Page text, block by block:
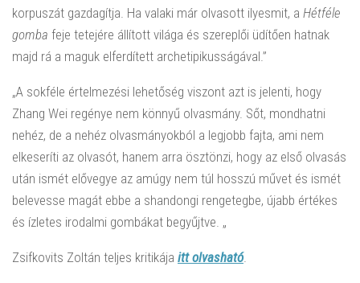
korpuszát gazdagítja. Ha valaki már olvasott ilyesmit, a Hétféle
gomba feje tetejére állított világa és szereplői üdítően hatnak
majd rá a maguk elferdített archetipikusságával.”
„A sokféle értelmezési lehetőség viszont azt is jelenti, hogy
Zhang Wei regénye nem könnyű olvasmány. Sőt, mondhatni
nehéz, de a nehéz olvasmányokból a legjobb fajta, ami nem
elkeseríti az olvasót, hanem arra ösztönzi, hogy az első olvasás
után ismét elővegye az amúgy nem túl hosszú művet és ismét
belevesse magát ebbe a shandongi rengetegbe, újabb értékes
és ízletes irodalmi gombákat begyűjtve. „
Zsifkovits Zoltán teljes kritikája itt olvasható.